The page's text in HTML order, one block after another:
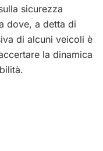
sicurezza
dove, a detta di
di alcuni veicoli è
la dinamica